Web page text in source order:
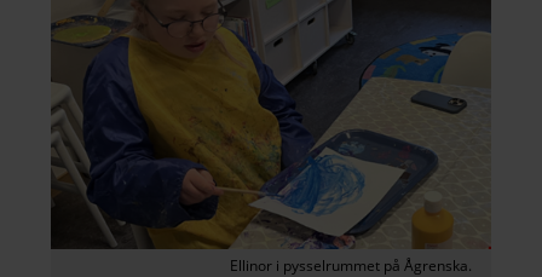
Ellinor i pysselrummet på Ågrenska.